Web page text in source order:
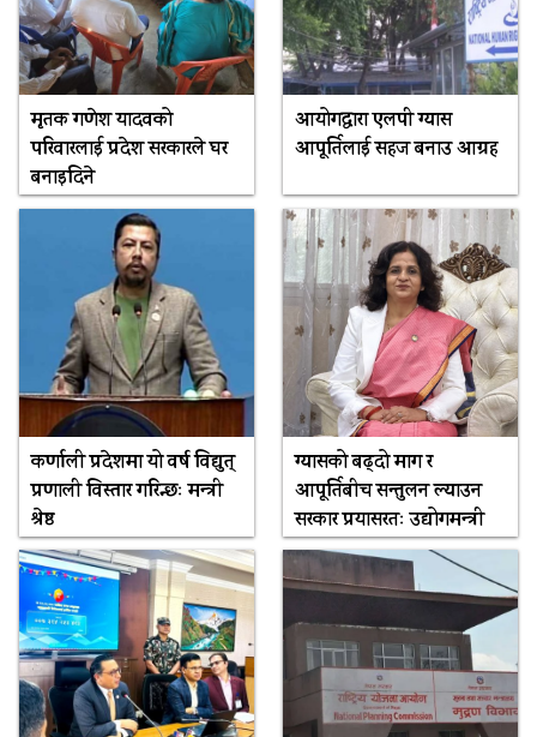
मृतक गणेश यादवको
परिवारलाई प्रदेश सरकारले घर
बनाइदिने
आयोगद्वारा एलपी ग्यास
आपूर्तिलाई सहज बनाउ आग्रह
कर्णाली प्रदेशमा यो वर्ष विद्युत्
प्रणाली विस्तार गरिन्छः मन्त्री
श्रेष्ठ
ग्यासको बढ्दो माग र
आपूर्तिबीच सन्तुलन ल्याउन
सरकार प्रयासरतः उद्योगमन्त्री